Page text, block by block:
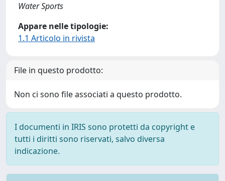
Water Sports
Appare nelle tipologie:
1.1 Articolo in rivista
File in questo prodotto:
Non ci sono file associati a questo prodotto.
I documenti in IRIS sono protetti da copyright e
tutti i diritti sono riservati, salvo diversa
indicazione.